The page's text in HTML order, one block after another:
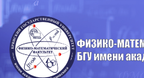
Перейти
к
содержимому